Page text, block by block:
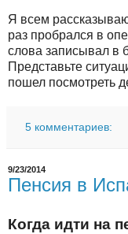
Я всем
раз пробрался в
слова записывал в
Представьте
пошел посмотреть
5 комментариев:
9/23/2014
Пенсия в
Когда идти на